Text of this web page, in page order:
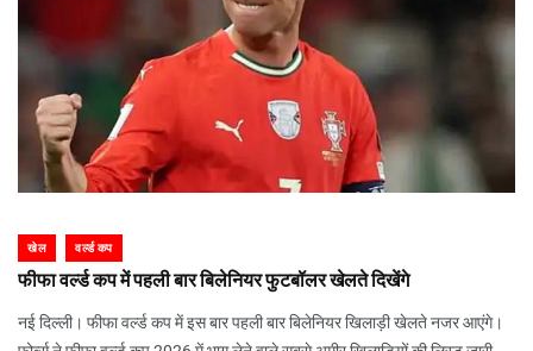
खेल वर्ल्ड कप
फीफा वर्ल्ड कप में पहली बार बिलेनियर फुटबॉलर खेलते दिखेंगे
नई दिल्ली। फीफा वर्ल्ड कप में इस बार पहली बार बिलेनियर खिलाड़ी खेलते नजर आएंगे।